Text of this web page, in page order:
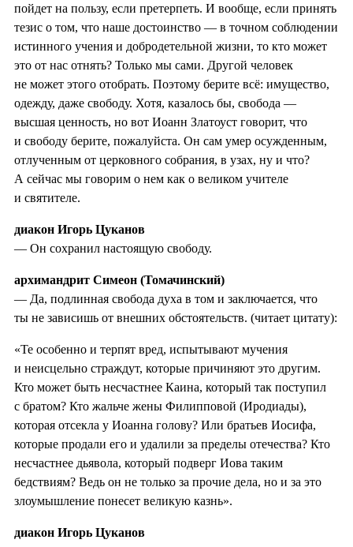
пойдет на пользу, если претерпеть. И вообще, если принять
тезис о том, что наше достоинство — в точном соблюдении
истинного учения и добродетельной жизни, то кто может
это от нас отнять? Только мы сами. Другой человек
не может этого отобрать. Поэтому берите всё: имущество,
одежду, даже свободу. Хотя, казалось бы, свобода —
высшая ценность, но вот Иоанн Златоуст говорит, что
и свободу берите, пожалуйста. Он сам умер осужденным,
отлученным от церковного собрания, в узах, ну и что?
А сейчас мы говорим о нем как о великом учителе
и святителе.
диакон Игорь Цуканов
— Он сохранил настоящую свободу.
архимандрит Симеон (Томачинский)
— Да, подлинная свобода духа в том и заключается, что
ты не зависишь от внешних обстоятельств. (читает цитату):
«Те особенно и терпят вред, испытывают мучения
и неисцельно страждут, которые причиняют это другим.
Кто может быть несчастнее Каина, который так поступил
с братом? Кто жальче жены Филипповой (Иродиады),
которая отсекла у Иоанна голову? Или братьев Иосифа,
которые продали его и удалили за пределы отечества? Кто
несчастнее дьявола, который подверг Иова таким
бедствиям? Ведь он не только за прочие дела, но и за это
злоумышление понесет великую казнь».
диакон Игорь Цуканов